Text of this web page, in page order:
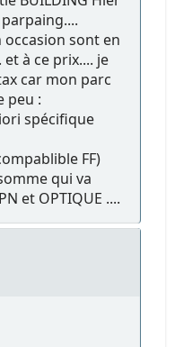
occasion sont en
à ce prix.... je
car mon parc
peu :
spécifique
FF)
qui va
et OPTIQUE ....